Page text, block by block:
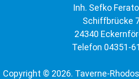
Inh. Sefko
Schiffbrücke
24340
Telefon 04351-
Copyright © 2026. Taverne-